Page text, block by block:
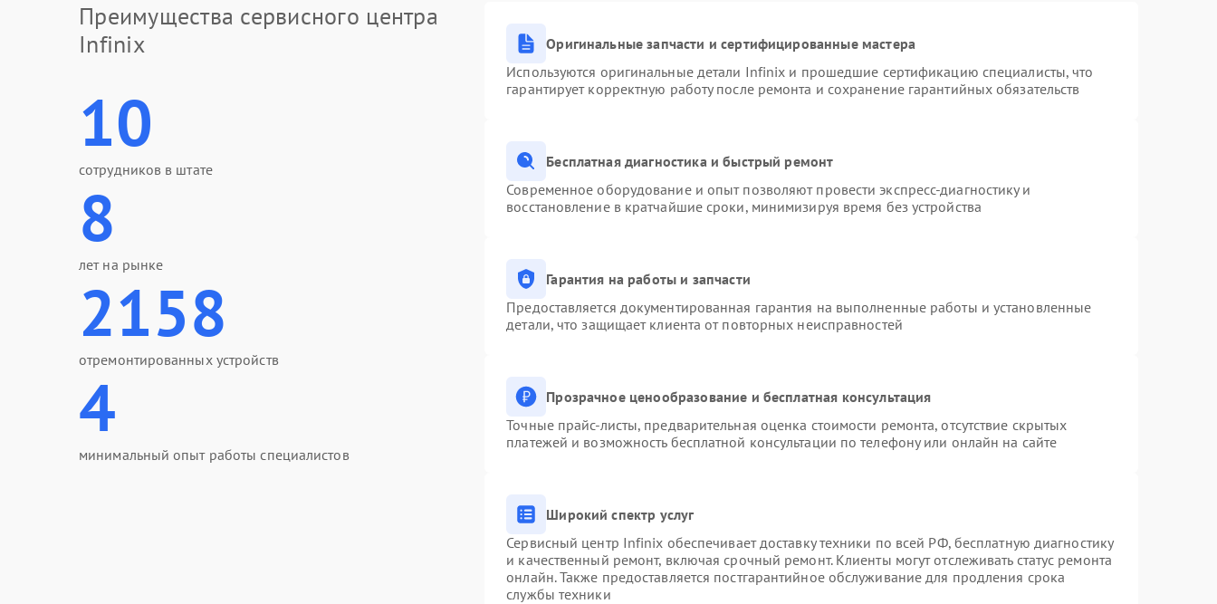
Преимущества сервисного центра
Infinix
10
сотрудников в штате
8
лет на рынке
2158
отремонтированных устройств
4
минимальный опыт работы специалистов
Оригинальные запчасти и сертифицированные мастера
Используются оригинальные детали Infinix и прошедшие сертификацию специалисты, что
гарантирует корректную работу после ремонта и сохранение гарантийных обязательств
Бесплатная диагностика и быстрый ремонт
Современное оборудование и опыт позволяют провести экспресс-диагностику и
восстановление в кратчайшие сроки, минимизируя время без устройства
Гарантия на работы и запчасти
Предоставляется документированная гарантия на выполненные работы и установленные
детали, что защищает клиента от повторных неисправностей
Прозрачное ценообразование и бесплатная консультация
Точные прайс-листы, предварительная оценка стоимости ремонта, отсутствие скрытых
платежей и возможность бесплатной консультации по телефону или онлайн на сайте
Широкий спектр услуг
Сервисный центр Infinix обеспечивает доставку техники по всей РФ, бесплатную диагностику
и качественный ремонт, включая срочный ремонт. Клиенты могут отслеживать статус ремонта
онлайн. Также предоставляется постгарантийное обслуживание для продления срока
службы техники